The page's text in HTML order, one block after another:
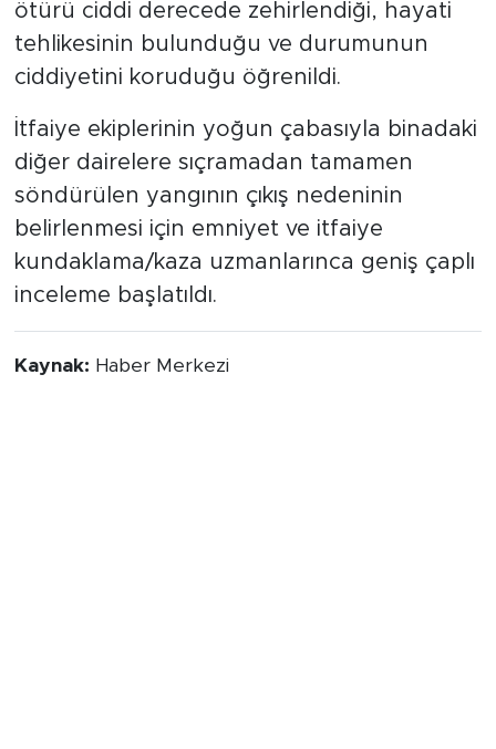
ötürü ciddi derecede zehirlendiği, hayati
tehlikesinin bulunduğu ve durumunun
ciddiyetini koruduğu öğrenildi.
İtfaiye ekiplerinin yoğun çabasıyla binadaki
diğer dairelere sıçramadan tamamen
söndürülen yangının çıkış nedeninin
belirlenmesi için emniyet ve itfaiye
kundaklama/kaza uzmanlarınca geniş çaplı
inceleme başlatıldı.
Kaynak: Haber Merkezi